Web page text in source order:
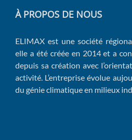
À PROPOS DE NOUS
ELIMAX est une société
elle a été créée en 2014 et a
depuis sa création avec
activité. L’entreprise évolue
du génie climatique en milieux